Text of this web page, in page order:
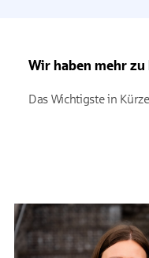
Wir haben mehr
Das Wichtigste in